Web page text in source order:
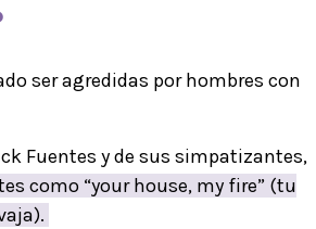
ser agredidas por hombres con
Fuentes y de sus simpatizantes,
como “your house, my fire” (tu